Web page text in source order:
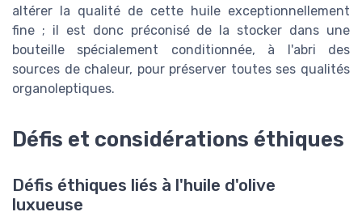
altérer la qualité de cette huile exceptionnellement
fine ; il est donc préconisé de la stocker dans une
bouteille spécialement conditionnée, à l'abri des
sources de chaleur, pour préserver toutes ses qualités
organoleptiques.
Défis et considérations éthiques
Défis éthiques liés à l'huile d'olive
luxueuse